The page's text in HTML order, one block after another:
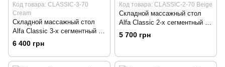
Код товара: CLASSIC-3-70
Cream
Складной массажный стол
Alfa Classic 3-х сегментный с
деревянным каркасом,
ширина 70 см
6 400 грн
Код товара: CLASSIC-2-70 Beige
Складной массажный стол
Alfa Classic 2-х сегментный с
деревянным каркасом,
ширина 70 см
5 700 грн